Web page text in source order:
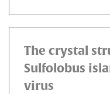
The crystal
Sulfolobus
virus